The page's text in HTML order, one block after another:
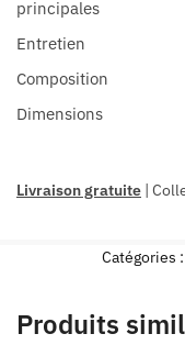
principales
Entretien
Composition
Dimensions
Livraison gratuite |
Catégories :
Produits